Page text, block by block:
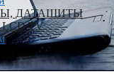
ДАТАШИТЫ
TV